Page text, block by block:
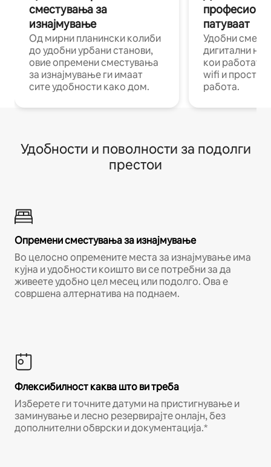
сместувања за
изнајмување
Од мирни планински колиби
до удобни урбани станови,
овие опремени сместувања
за изнајмување ги имаат
сите удобности како дом.
патуваат
Удобни
дигитални
кои работат
wifi и
работа.
Удобности и поволности за подолги
престои
Опремени сместувања за изнајмување
Во целосно опремените места за изнајмување има
кујна и удобности коишто ви се потребни за да
живеете удобно цел месец или подолго. Ова е
совршена алтернатива на поднаем.
Флексибилност каква што ви треба
Изберете ги точните датуми на пристигнување и
заминување и лесно резервирајте онлајн, без
дополнителни обврски и документација.*